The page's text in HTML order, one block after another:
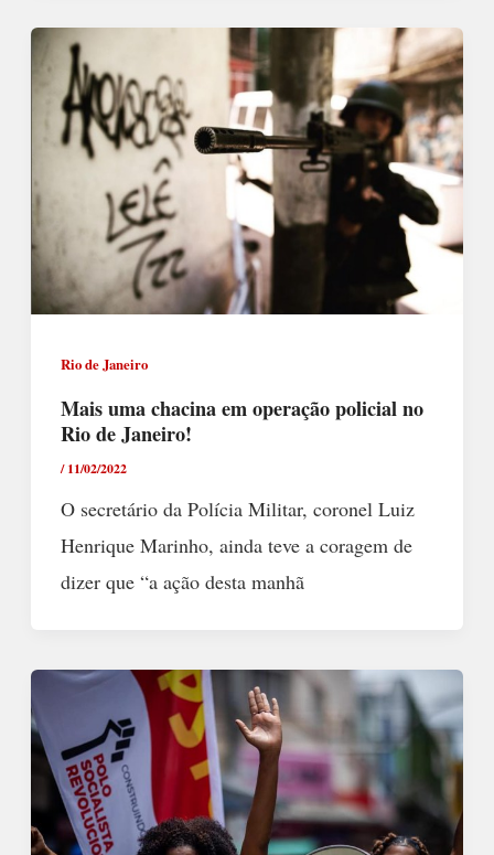
Rio de Janeiro
Mais uma chacina em operação policial no
Rio de Janeiro!
/11/02/2022
O secretário da Polícia Militar, coronel Luiz
Henrique Marinho, ainda teve a coragem de
dizer que “a ação desta manhã